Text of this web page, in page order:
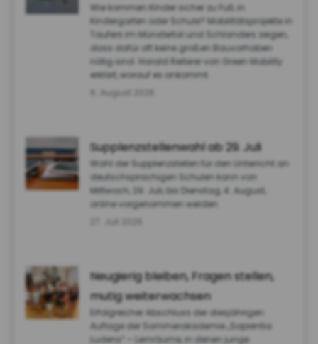
Wie kommen Kinder sicher zu Fuß in
Kindergarten oder Schule? Mobilitätsprojekte in
Taufers im Münstertal und Schlanders zeigen,
dass dafür oft keine großen Bauvorhaben
nötig sind. Harald Reiterer von Green Mobility
erklärt, worauf es ankommt.
6. August 2026
Supplenzstellenwahl ab 29. Juli
Wahl der Supplenzstellen für den Unterricht an
deutschsprachigen Schulen kann von
Mittwoch, 29. Juli, bis Dienstag, 4. August,
online vorgenommen werden
Neugierig bleiben, Fragen stellen,
mutig weiterwachsen
Erfolgreicher Abschluss der diesjährigen
Auflage der Sommerakademie „Sapientia
Ludens“ – Lernräume, in denen junge